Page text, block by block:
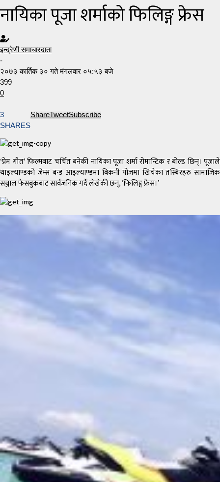
नायिका पूजा शर्माको फिलिङ्ग फ्रेस
इन्द्रेणी समाचारदाता
-
२०७३ कार्तिक ३० गते मंगलवार ०५:५३ बजे
399
0
3
SHARES
ShareTweetSubscribe
‘प्रेम गीत’ फिल्मबाट चर्चित बनेकी नायिका पूजा शर्मा रोमान्टिक र बोल्ड छिन्। पूजाले
थाइल्याण्डको जेम्स बन्ड आइल्याण्डमा बिकनी पोजमा खिचेका तस्बिरहरु सामाजिक
सञ्जाल फेसबुकबाट सार्वजनिक गर्दै लेखेकी छन्, ‘फिलिङ्ग फ्रेस।’